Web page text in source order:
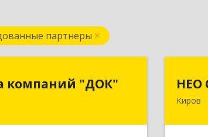
партнеры
компаний "ДОК"
компаний "ДОК"
НЕО
Киров